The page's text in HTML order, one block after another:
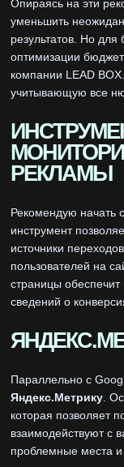
Опираясь на эти
уменьшить
результатов. Но для
оптимизации
компании LEAD
учитывающую все
РЕКЛАМЫ
Рекомендую начать
инструмент
источники
пользователей на
страницы обеспечит
сведений о
Параллельно с
Яндекс.Метрику .
которая позволяет
взаимодействуют с
проблемные места и